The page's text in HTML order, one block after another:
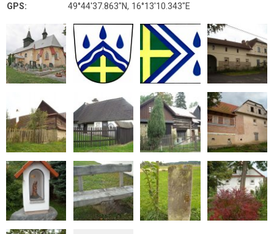
GPS:
49°44'37.863"N, 16°13'10.343"E